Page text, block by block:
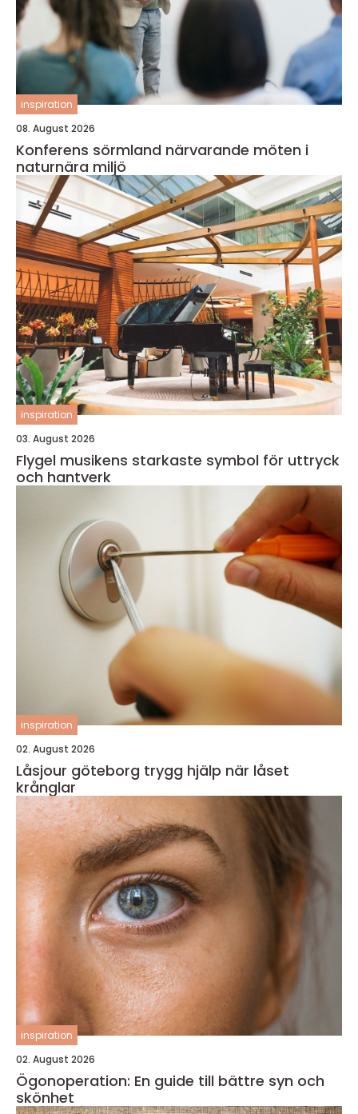
inspiration
08. August 2026
Konferens sörmland närvarande möten i
naturnära miljö
inspiration
03. August 2026
Flygel musikens starkaste symbol för uttryck
och hantverk
inspiration
02. August 2026
Låsjour göteborg trygg hjälp när låset
krånglar
inspiration
02. August 2026
Ögonoperation: En guide till bättre syn och
skönhet